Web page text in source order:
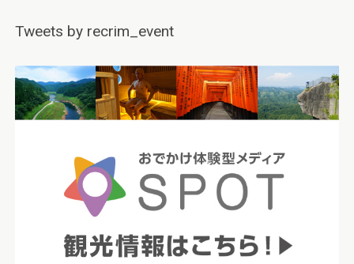
Tweets by recrim_event